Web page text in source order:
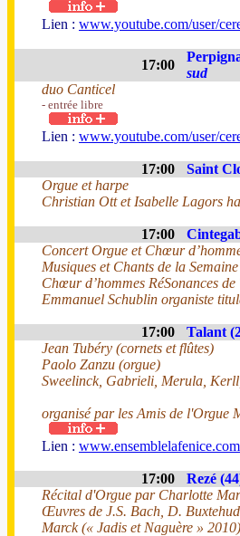
Lien : www.youtube.com/user/
17:00
sud
duo Canticel
- entrée libre
Lien : www.youtube.com/user/
17:00
Saint
Orgue et harpe
Christian Ott et Isabelle Lagors
17:00
Concert Orgue et Chœur
Musiques et Chants de la
Chœur d’hommes RéSonances
Emmanuel Schublin organiste
17:00 Talant
Jean Tubéry (cornets et flûtes)
Paolo Zanzu (orgue)
Sweelinck, Gabrieli, Merula,
organisé par les Amis de l'Orgue
Lien : www.ensemblelafenice.com
17:00 Rezé
Récital d'Orgue par Charlotte
Œuvres de J.S. Bach, D.
Marck (« Jadis et Naguère » 2010)